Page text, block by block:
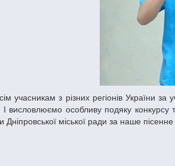
І висловлюємо особливу подяку
Дніпровської міської ради за наше